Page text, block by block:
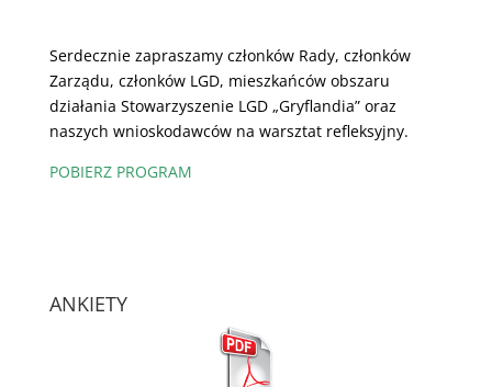
Serdecznie zapraszamy członków Rady, członków
Zarządu, członków LGD, mieszkańców obszaru
działania Stowarzyszenie LGD „Gryflandia” oraz
naszych wnioskodawców na warsztat refleksyjny.
POBIERZ PROGRAM
ANKIETY